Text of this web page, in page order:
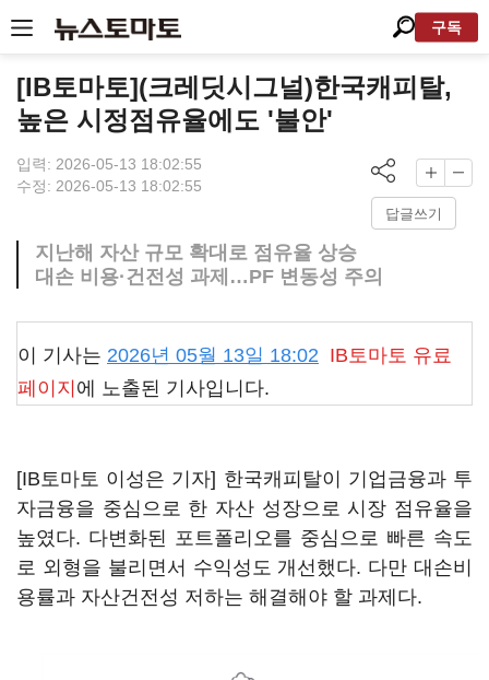
구독
[IB토마토](크레딧시그널)한국캐피탈,
높은 시정점유율에도 '불안'
입력: 2026-05-13 18:02:55
수정: 2026-05-13 18:02:55
답글쓰기
지난해 자산 규모 확대로 점유율 상승
대손 비용·건전성 과제…PF 변동성 주의
이 기사는 2026년 05월 13일 18:02 IB토마토 유료
페이지 에 노출된 기사입니다.
[IB토마토 이성은 기자] 한국캐피탈이 기업금융과 투
자금융을 중심으로 한 자산 성장으로 시장 점유율을
높였다. 다변화된 포트폴리오를 중심으로 빠른 속도
로 외형을 불리면서 수익성도 개선했다. 다만 대손비
용률과 자산건전성 저하는 해결해야 할 과제다.